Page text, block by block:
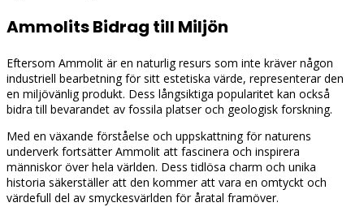
Ammolits Bidrag till Miljön
Eftersom Ammolit är en naturlig resurs som inte kräver någon
industriell bearbetning för sitt estetiska värde, representerar den
en miljövänlig produkt. Dess långsiktiga popularitet kan också
bidra till bevarandet av fossila platser och geologisk forskning.
Med en växande förståelse och uppskattning för naturens
underverk fortsätter Ammolit att fascinera och inspirera
människor över hela världen. Dess tidlösa charm och unika
historia säkerställer att den kommer att vara en omtyckt och
värdefull del av smyckesvärlden för åratal framöver.